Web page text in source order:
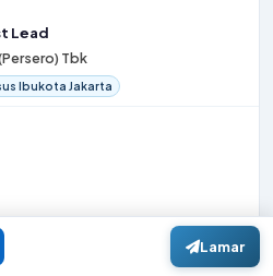
Lead
Tbk
Ibukota Jakarta
Lamar